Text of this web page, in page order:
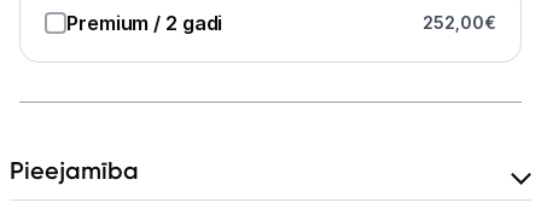
Premium / 2 gadi 252,00€
Pieejamība